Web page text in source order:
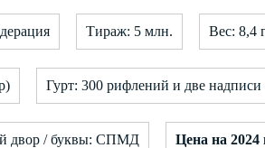
Тираж: 5 млн. Вес: 8,4
Гурт: 300 рифлений и две
двор / буквы: СПМД Цена на 2024